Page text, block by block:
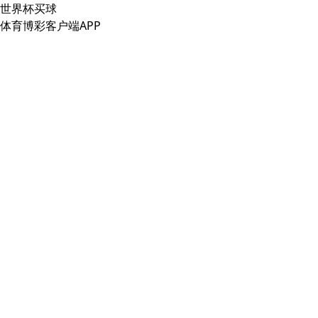
世界杯买球
体育博彩客户端APP